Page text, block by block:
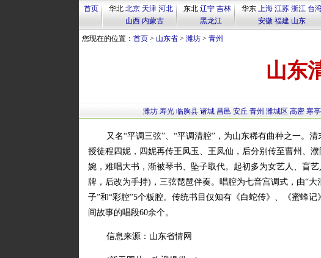
首页 华北 北京 天津 河北
山西 内蒙古
东北 辽宁 吉林
黑龙江
华东 上海 江苏 浙江 台
安徽 福建 山东
您现在的位置： 首页> 山东省> 潍坊> 青州
山东
潍坊 寿光 临朐县 诸城 昌邑 安丘 青州 潍城区 高密 寒
又名“平调三弦”、“平调清腔”，为山东稀有曲种之一。
授徒程四妮，四妮再传王凤玉、王凤仙，后分别传至曹州、
婉，难唱大书，渐被琴书、坠子取代。起初多为女艺人、盲
牌，后改为手持)，三弦琵琶伴奏。唱腔为七音宫调式，由“大
子”和“彩腔”5个板腔。传统书目仅知有《白蛇传》、《蜜蜂
间故事的唱段60余个。
信息来源：山东省情网